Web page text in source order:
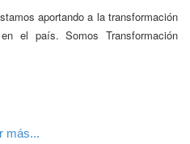
aportando a la transformación
el país. Somos Transformación
la Vida.
más...